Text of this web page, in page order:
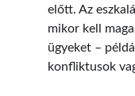
előtt. Az
mikor kell
ügyeket –
konfliktusok